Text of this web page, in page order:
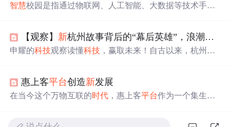
文旅生态圈。-AI驱动的智慧导游机器人，能根据游客的兴
分析，智能匹配旅游资源与游客需求，实现动态调整行程
方案，如避开人流高峰时段，寻找隐藏的美食小店，提升
旅行质量和效率。
智慧校园是指通过物联网、人工智能、大数据等技术手
务。
智慧校园不仅仅是一个数字化的校园，更是一种融合
了科技和教育理念的新型学习环境。
【观察】 新杭州故事背后的“幕后英雄”，浪潮以计算
申耀的科技观察读懂科技 ，赢取未来！自古以来，杭州就
过去几年里，杭州...
惠上客平台创造新发展
在当今这个万物互联的时代 ，惠上客平台作为一个集生活